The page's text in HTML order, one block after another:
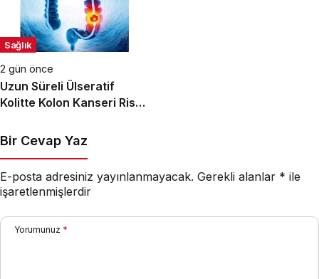
Sağlık
2 gün önce
Uzun Süreli Ülseratif
Kolitte Kolon Kanseri Riski
Bir Cevap Yaz
E-posta adresiniz yayınlanmayacak. Gerekli alanlar * ile
işaretlenmişlerdir
Yorumunuz *